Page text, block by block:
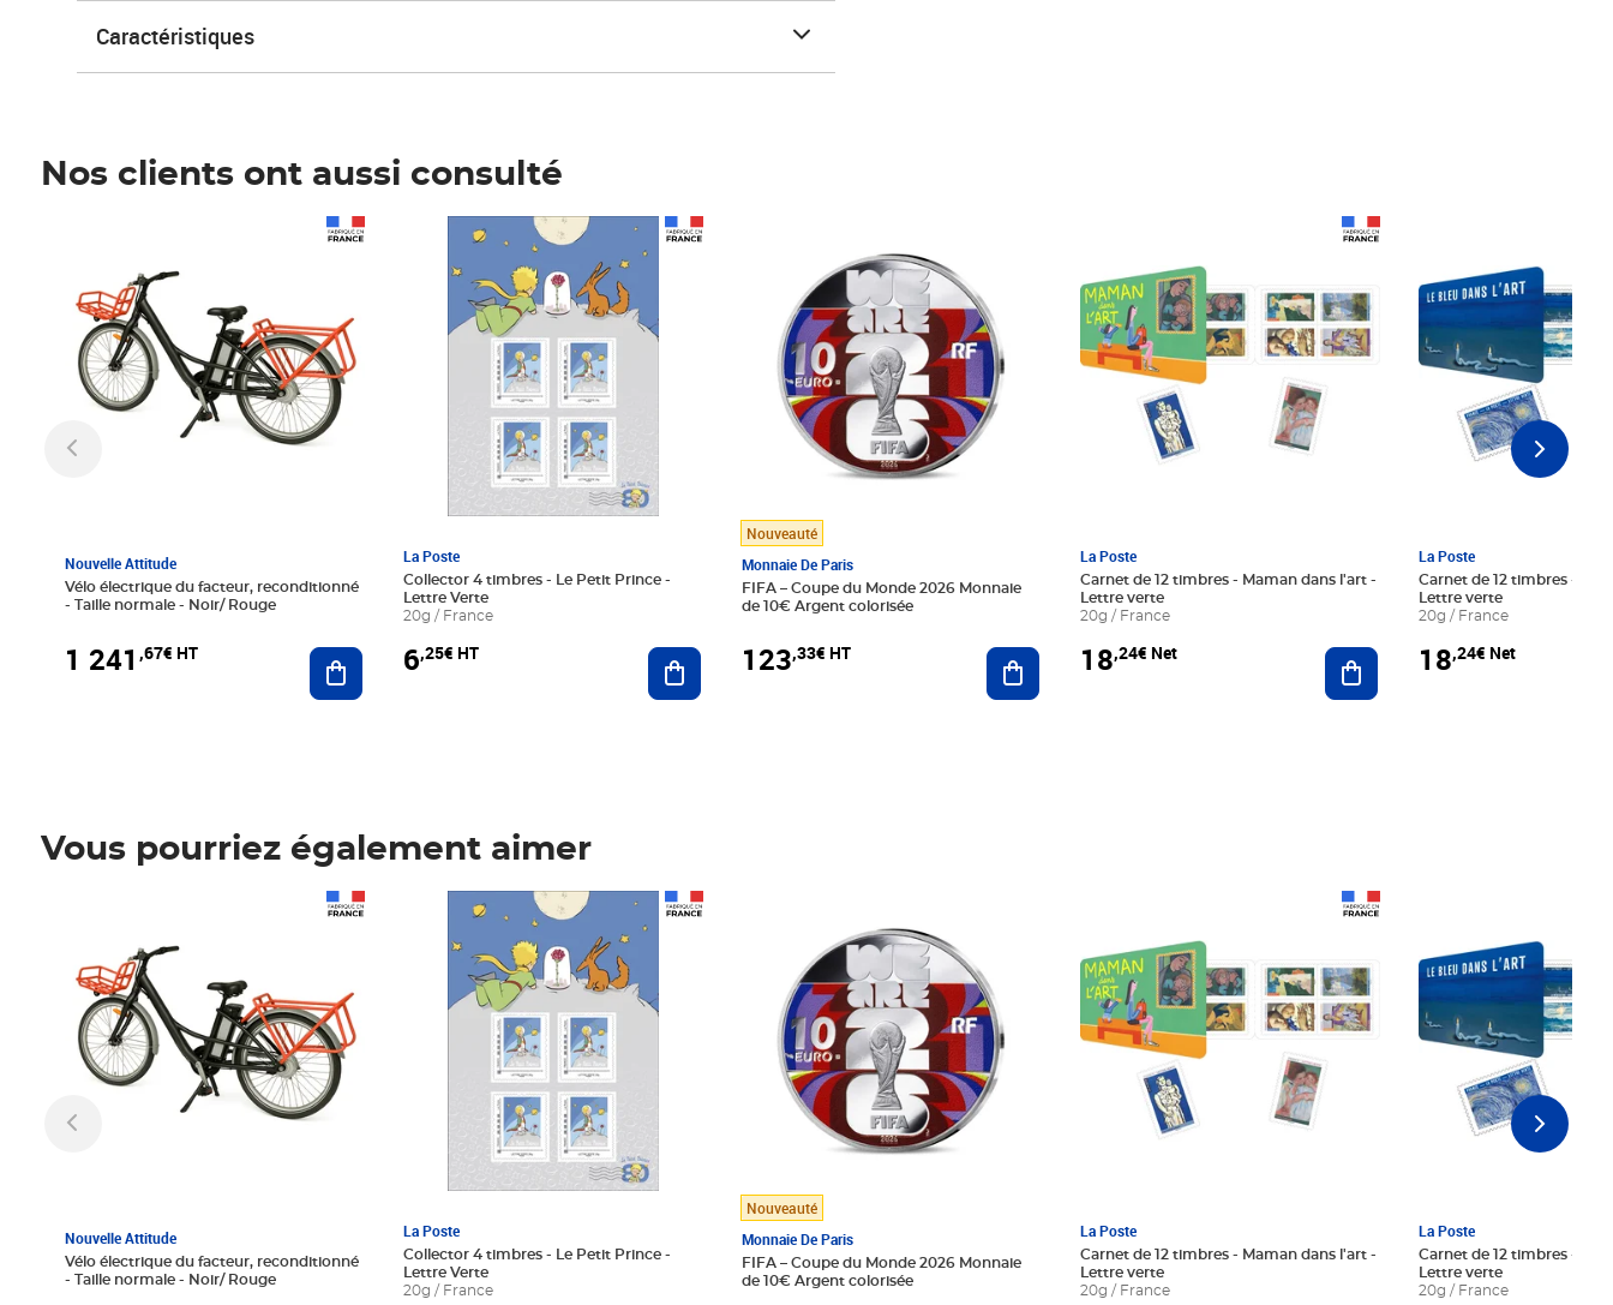
Caractéristiques
Nos clients ont aussi consulté
Nouvelle Attitude
Vélo électrique du facteur, reconditionné
- Taille normale - Noir/ Rouge
1 241 ,67€ HT Ajouter au panier
La Poste
Collector 4 timbres - Le Petit Prince -
Lettre Verte
20g / France
6,25€ HT
Prix 6,25€ HT
Ajouter au panier
Nouveauté
Monnaie De Paris
FIFA – Coupe du Monde 2026 Monnaie
de 10€ Argent colorisée
123,33€ HT Ajouter au panier
La Poste
Carnet de 12 timbres - Maman dans l'art -
Lettre verte
20g / France
18,24€ Net Ajouter au panier
La Poste
Carnet de 12 timbres - Le
Lettre verte
20g / France
18,24€ Net
Vous pourriez également aimer
Nouvelle Attitude
Vélo électrique du facteur, reconditionné
- Taille normale - Noir/ Rouge
La Poste
Collector 4 timbres - Le Petit Prince -
Lettre Verte
20g / France
Prix 6,25€ HT
Nouveauté
Monnaie De Paris
FIFA – Coupe du Monde 2026 Monnaie
de 10€ Argent colorisée
La Poste
Carnet de 12 timbres - Maman dans l'art -
Lettre verte
20g / France
La Poste
Carnet de 12 timbres - Le
Lettre verte
20g / France